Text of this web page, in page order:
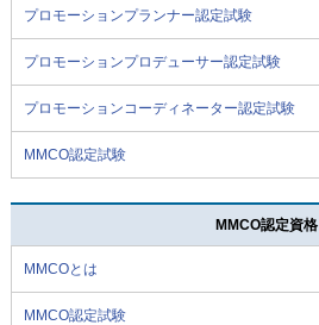
プロモーションプランナー認定試験
プロモーションプロデューサー認定試験
プロモーションコーディネーター認定試験
MMCO認定試験
MMCO認定資格
MMCOとは
MMCO認定試験